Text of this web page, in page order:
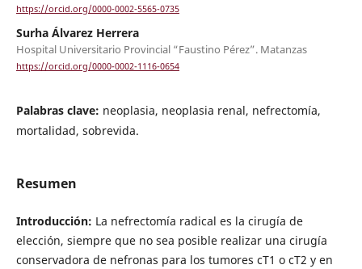
https://orcid.org/0000-0002-5565-0735
Surha Álvarez Herrera
Hospital Universitario Provincial “Faustino Pérez”. Matanzas
https://orcid.org/0000-0002-1116-0654
Palabras clave: neoplasia, neoplasia renal, nefrectomía,
mortalidad, sobrevida.
Resumen
Introducción: La nefrectomía radical es la cirugía de
elección, siempre que no sea posible realizar una cirugía
conservadora de nefronas para los tumores cT1 o cT2 y en